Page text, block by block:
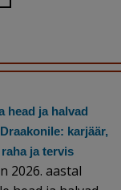
head ja halvad
karjäär,
ja tervis
2026. aastal